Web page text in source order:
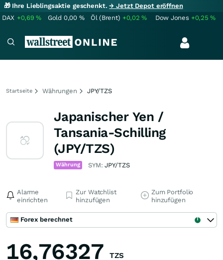
🎁 Ihre Lieblingsaktie geschenkt.→ Jetzt Depot eröffnen
DAX +0,69% Gold 0,00 % Öl (Brent) +0,02% Dow Jones +0,25%
Startseite Währungen JPY/TZS
Japanischer Yen /
Tansania-Schilling
(JPY/TZS)
Währung SYM:JPY/TZS
Alarme
einrichten
Zur Watchlist
hinzufügen
Zum Portfolio
hinzufügen
Forex berechnet
16,76327 TZS